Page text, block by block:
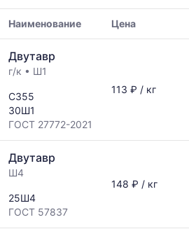
и
максимальная
данным
прайс-
листов
поставщиков
за
Статистика
рассчитывается
актуальным
предложениям
цен
на
указанием
ГОСТ,
размеров
поставщиков
запросу
Наименование Цена
Двутавр
г/к • Ш1
С355
30Ш1
ГОСТ 27772-2021
113 ₽ / кг
Двутавр
Ш4
25Ш4
ГОСТ 57837
148 ₽ / кг